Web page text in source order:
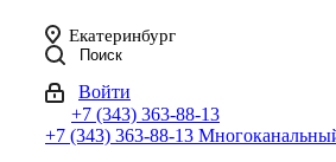
Екатеринбург
Поиск
Войти
+7 (343) 363-88-13
+7 (343) 363-88-13